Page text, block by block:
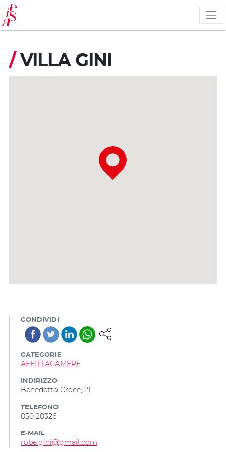
Salta
al
contenuto
principale
/ VILLA GINI
CONDIVIDI
CATEGORIE
AFFITTACAMERE
INDIRIZZO
Benedetto Croce, 21
TELEFONO
050 20326
E-MAIL
robe.gini@gmail.com